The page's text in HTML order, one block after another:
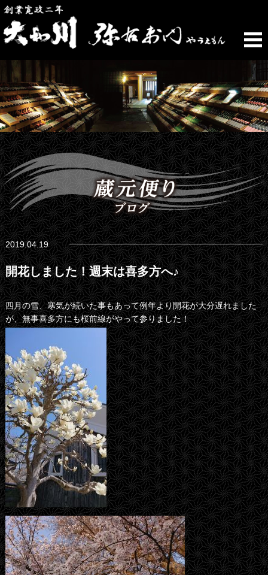
2019.04.19
開花しました！週末は喜多方へ♪
四月の雪、寒気が続いた事もあって例年より開花が大分遅れました
が、無事喜多方にも桜前線がやって参りました！